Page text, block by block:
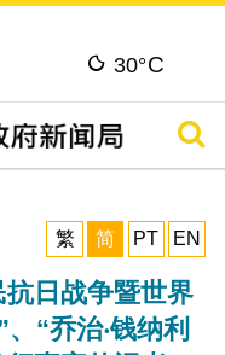
30°C
搜寻
繁
简 PT EN
日战争暨世界
“乔治‧钱纳利